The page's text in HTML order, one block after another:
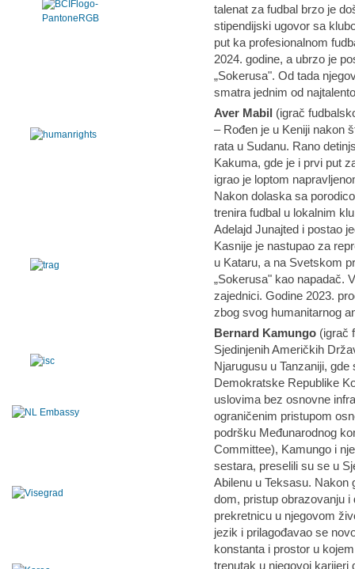
talenat za fudbal brzo je
stipendijski ugovor sa
put ka profesionalnom
2024. godine, a ubrzo je
„Sokerusa". Od tada
smatra jednim od
Aver Mabil (igrač
– Rođen je u Keniji nakon
rata u Sudanu. Rano
Kakuma, gde je i prvi put
igrao je loptom
Nakon dolaska sa
trenira fudbal u lokalnim
Adelajd Junajted i postao
Kasnije je nastupao za
u Kataru, a na Svetskom
„Sokerusa" kao napadač.
zajednici. Godine 2023.
zbog svog humanitarnog
Bernard Kamungo (igrač
Sjedinjenih Američkih
Njarugusu u Tanzaniji,
Demokratske Republike
uslovima bez osnovne
ograničenim pristupom
podršku Međunarodnog
Committee), Kamungo i
sestara, preselili su se u
Abilenu u Teksasu. Nakon
dom, pristup obrazovanju
prekretnicu u njegovom
jezik i prilagođavao se
konstanta i prostor u
trenutak u njegovoj karijeri